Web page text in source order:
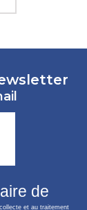
de
et au traitement